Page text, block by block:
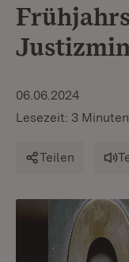
06.06.2024
Lesezeit: 3 Minuten
Teilen